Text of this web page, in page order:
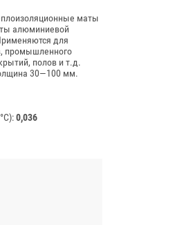
маты
алюминиевой
для
промышленного
полов и т.д.
30—100 мм.
0,036